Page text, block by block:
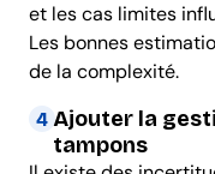
et les cas limites
Les bonnes
de la complexité.
4 Ajouter la
tampons